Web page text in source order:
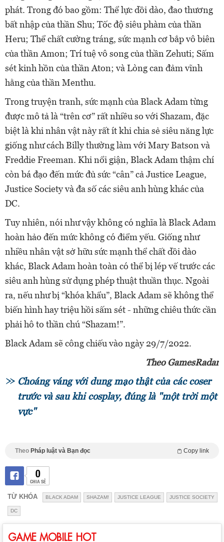
phát. Trong đó bao gồm: Thể lực dồi dào, đao thương
bất nhập của thần Shu; Tốc độ siêu phàm của thần
Heru; Thể chất cường tráng, sức mạnh cơ bắp vô biên
của thần Amon; Trí tuệ vô song của thần Zehuti; Sấm
sét kinh hồn của thần Aton; và Lòng can đảm vĩnh
hằng của thần Menthu.
Trong truyện tranh, sức mạnh của Black Adam từng
được mô tả là “trên cơ” rất nhiều so với Shazam, đặc
biệt là khi nhân vật này rất ít khi chia sẻ siêu năng lực
giống như cách Billy thường làm với Mary Batson và
Freddie Freeman. Khi nổi giận, Black Adam thậm chí
còn bá đạo đến mức đủ sức “cân” cả Justice League,
Justice Society và đa số các siêu anh hùng khác của
DC.
Tuy nhiên, nói như vậy không có nghĩa là Black Adam
hoàn hảo đến mức không có điểm yếu. Giống như
nhiều nhân vật sở hữu sức mạnh thể chất dồi dào
khác, Black Adam hoàn toàn có thể bị lép vế trước các
siêu anh hùng sử dụng phép thuật thuần thục. Ngoài
ra, nếu như bị “khóa khẩu”, Black Adam sẽ không thể
biến hình hay triệu hồi sấm sét - những chiêu thức cần
phải hô to thần chú “Shazam!”.
Black Adam sẽ công chiếu vào ngày 29/7/2022.
Theo GamesRadar
Choáng váng với dung mạo thật của các coser
trước và sau khi cosplay, đúng là "một trời một
vực"
Theo Pháp luật và Bạn đọc Copy link
0
CHIA SẺ
TỪ KHÓA BLACK ADAM SHAZAM! JUSTICE LEAGUE JUSTICE SOCIETY
DC
GAME MOBILE HOT